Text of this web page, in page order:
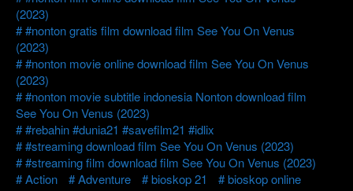
(2023)
#nonton gratis film download film See You On Venus
(2023)
#nonton movie online download film See You On Venus
(2023)
#nonton movie subtitle indonesia Nonton download film
See You On Venus (2023)
#rebahin #dunia21 #savefilm21 #idlix
#streaming download film See You On Venus (2023)
#streaming film download film See You On Venus (2023)
Action
Adventure bioskop 21
bioskop online